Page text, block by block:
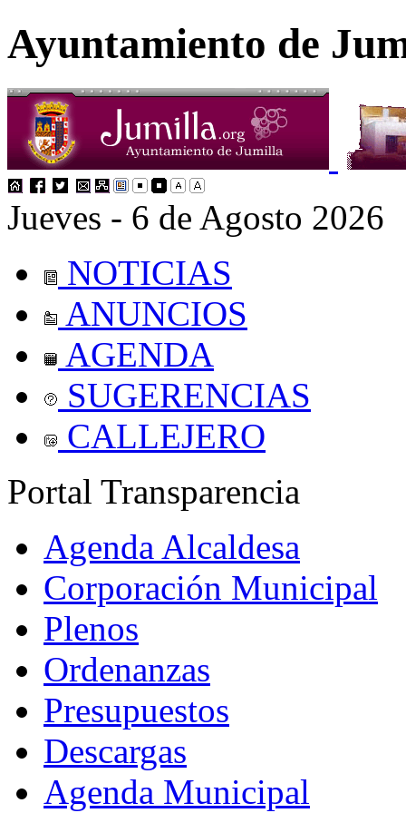
Ayuntamiento de
Jueves - 6 de Agosto 2026
NOTICIAS
ANUNCIOS
AGENDA
SUGERENCIAS
CALLEJERO
Portal Transparencia
Agenda Alcaldesa
Corporación Municipal
Plenos
Ordenanzas
Presupuestos
Descargas
Agenda Municipal